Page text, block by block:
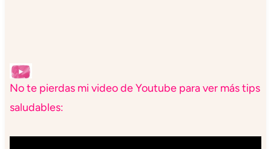
No te pierdas mi video de Youtube para ver más tips
saludables: